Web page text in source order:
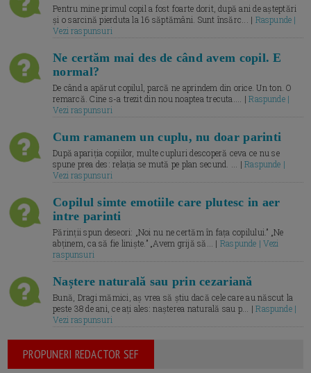
Pentru mine primul copil a fost foarte dorit, după ani de așteptări
și o sarcină pierduta la 16 săptămâni. Sunt însărc... | Raspunde |
Vezi raspunsuri
Ne certăm mai des de când avem copil. E
normal?
De când a apărut copilul, parcă ne aprindem din orice. Un ton. O
remarcă. Cine s-a trezit din nou noaptea trecuta.... |Raspunde |
Vezi raspunsuri
Cum ramanem un cuplu, nu doar parinti
După apariția copiilor, multe cupluri descoperă ceva ce nu se
spune prea des: relația se mută pe plan secund. ... |Raspunde |
Vezi raspunsuri
Copilul simte emotiile care plutesc in aer
intre parinti
Părinții spun deseori: „Noi nu ne certăm în fața copilului.” „Ne
abținem, ca să fie liniște.” „Avem grijă să... | Raspunde | Vezi
raspunsuri
Naștere naturală sau prin cezariană
Bună, Dragi mămici, aș vrea să știu dacă cele care au născut la
peste 38 de ani, ce ați ales: nașterea naturală sau p... |Raspunde |
Vezi raspunsuri
PROPUNERI REDACTOR SEF